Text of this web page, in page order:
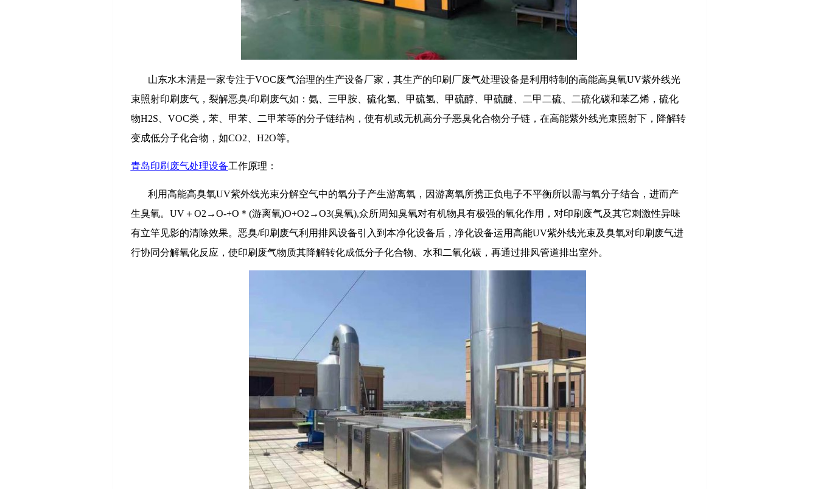
山东水木清是一家专注于VOC废气治理的生产设备厂家，其生产的印刷厂废气处理设备是利用特制的高能高臭氧UV紫外线光
束照射印刷废气，裂解恶臭/印刷废气如：氨、三甲胺、硫化氢、甲硫氢、甲硫醇、甲硫醚、二甲二硫、二硫化碳和苯乙烯，硫化
物H2S、VOC类，苯、甲苯、二甲苯等的分子链结构，使有机或无机高分子恶臭化合物分子链，在高能紫外线光束照射下，降解转
变成低分子化合物，如CO2、H2O等。
青岛印刷废气处理设备工作原理：
利用高能高臭氧UV紫外线光束分解空气中的氧分子产生游离氧，因游离氧所携正负电子不平衡所以需与氧分子结合，进而产
生臭氧。UV＋O2→O-+O＊(游离氧)O+O2→O3(臭氧),众所周知臭氧对有机物具有极强的氧化作用，对印刷废气及其它刺激性异味
有立竿见影的清除效果。恶臭/印刷废气利用排风设备引入到本净化设备后，净化设备运用高能UV紫外线光束及臭氧对印刷废气进
行协同分解氧化反应，使印刷废气物质其降解转化成低分子化合物、水和二氧化碳，再通过排风管道排出室外。